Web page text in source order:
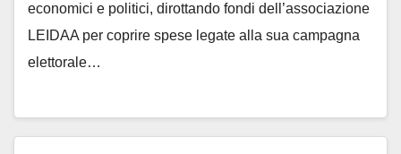
economici e politici, dirottando fondi dell’associazione
LEIDAA per coprire spese legate alla sua campagna
elettorale…